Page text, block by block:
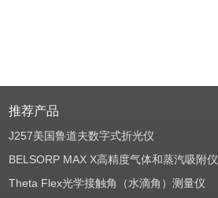
推荐产品
J257美国鲁道夫数字式折光仪
BELSORP MAX X高精度气体和蒸汽吸附仪
Theta Flex光学接触角（水滴角）测量仪